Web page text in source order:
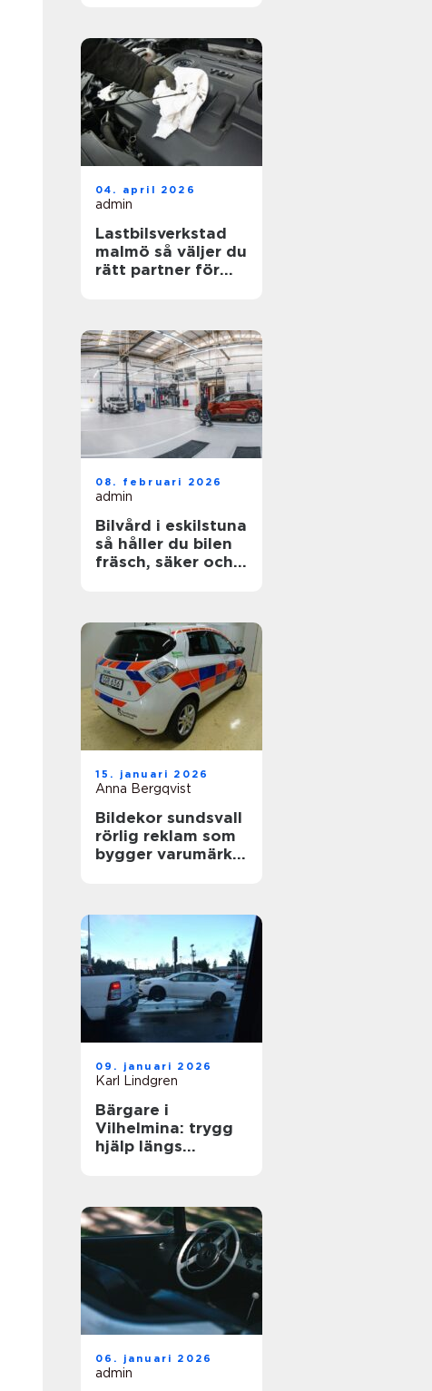
04. april 2026
admin
Lastbilsverkstad
malmö så väljer du
rätt partner för
08. februari 2026
admin
Bilvård i eskilstuna
så håller du bilen
fräsch, säker och
15. januari 2026
Anna Bergqvist
Bildekor sundsvall
rörlig reklam som
bygger varumärke
09. januari 2026
Karl Lindgren
Bärgare i
Vilhelmina: trygg
hjälp längs
06. januari 2026
admin